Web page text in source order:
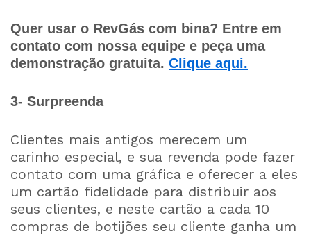
Quer usar o RevGás com bina? Entre em
contato com nossa equipe e peça uma
demonstração gratuita. Clique aqui.
3- Surpreenda
Clientes mais antigos merecem um
carinho especial, e sua revenda pode fazer
contato com uma gráfica e oferecer a eles
um cartão fidelidade para distribuir aos
seus clientes, e neste cartão a cada 10
compras de botijões seu cliente ganha um